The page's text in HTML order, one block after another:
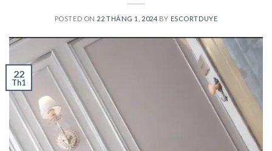
POSTED ON 22 THÁNG 1, 2024 BY ESCORTDUYE
22
Th1